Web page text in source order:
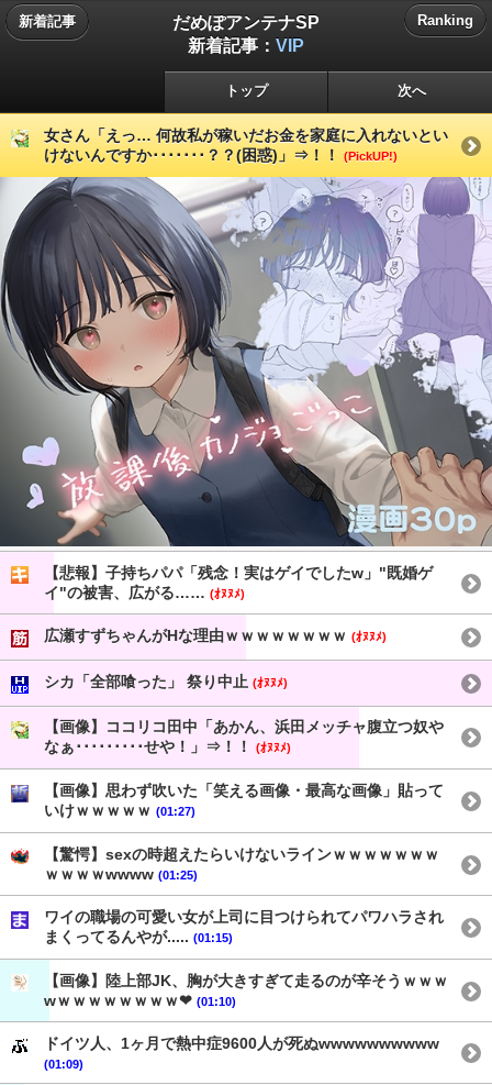
新着記事
だめぽアンテナSP
新着記事： VIP
Ranking
トップ 次へ
女さん「えっ… 何故私が稼いだお金を家庭に入れないとい
けないんですか･･･････？？(困惑)」⇒！！
(PickUP!)
【悲報】子持ちパパ「残念！実はゲイでしたw」"既婚ゲ
イ"の被害、広がる…… (ｵﾇﾇﾒ)
広瀬すずちゃんがHな理由ｗｗｗｗｗｗｗｗ (ｵﾇﾇﾒ)
シカ「全部喰った」 祭り中止 (ｵﾇﾇﾒ)
【画像】ココリコ田中「あかん、浜田メッチャ腹立つ奴や
なぁ･････････せや！」⇒！！
(ｵﾇﾇﾒ)
【画像】思わず吹いた「笑える画像・最高な画像」貼って
いけｗｗｗｗｗ (01:27)
【驚愕】sexの時超えたらいけないラインｗｗｗｗｗｗｗ
ｗｗｗｗwwww (01:25)
ワイの職場の可愛い女が上司に目つけられてパワハラされ
まくってるんやが..... (01:15)
【画像】陸上部JK、胸が大きすぎて走るのが辛そうｗｗｗ
wｗｗｗｗｗｗｗｗ❤ (01:10)
ドイツ人、1ヶ月で熱中症9600人が死ぬwwwwwwwwww
(01:09)